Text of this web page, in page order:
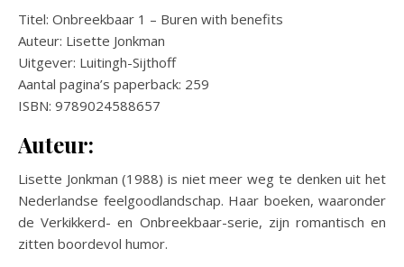
Titel: Onbreekbaar 1 – Buren with benefits
Auteur: Lisette Jonkman
Uitgever: Luitingh-Sijthoff
Aantal pagina’s paperback: 259
ISBN: 9789024588657
Auteur:
Lisette Jonkman (1988) is niet meer weg te denken uit het
Nederlandse feelgoodlandschap. Haar boeken, waaronder
de Verkikkerd- en Onbreekbaar-serie, zijn romantisch en
zitten boordevol humor.